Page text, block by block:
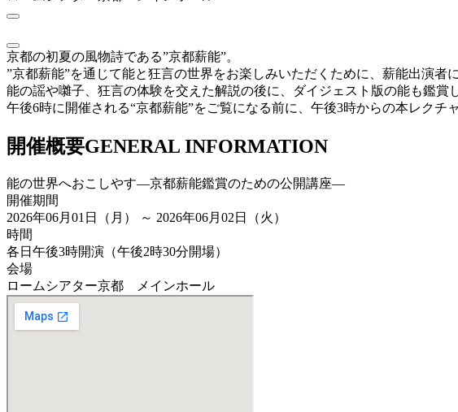
京都の初夏の風物詩である”京都薪能”。
”京都薪能”を通じて能と狂言の世界をお楽しみいただくために、薪能出演者
能の謡や囃子、狂言の体験を交えた解説の後に、ダイジェスト版の能も鑑賞
午後6時に開催される“京都薪能”をご覧になる前に、午後3時からの本レクチ
開催概要GENERAL INFORMATION
能の世界へおこしやす―京都薪能鑑賞のための公開講座―
開催期間
2026年06月01日（月） ～ 2026年06月02日（火）
時間
各日午後3時開演（午後2時30分開場）
会場
ロームシアター京都 メインホール